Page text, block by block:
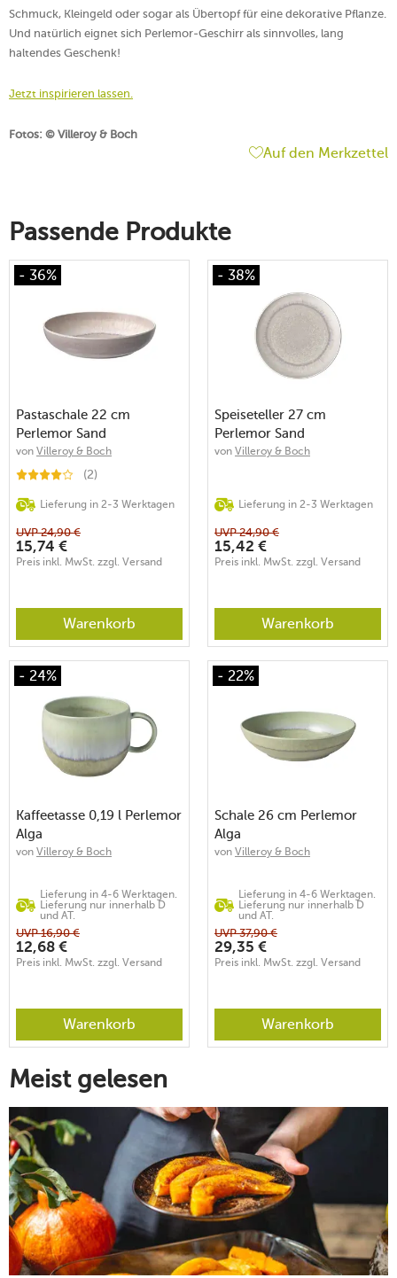
Schmuck, Kleingeld oder sogar als Übertopf für eine dekorative Pflanze.
Und natürlich eignet sich Perlemor-Geschirr als sinnvolles, lang
haltendes Geschenk!
Jetzt inspirieren lassen.
Fotos: © Villeroy & Boch
Auf den Merkzettel
Passende Produkte
- 36%
Pastaschale 22 cm
Perlemor Sand
von Villeroy & Boch
(2)
Lieferung in 2-3 Werktagen
UVP24,90 €
15,74 €
Preis inkl. MwSt. zzgl. Versand
Warenkorb
- 38%
Speiseteller 27 cm
Perlemor Sand
von Villeroy & Boch
Lieferung in 2-3 Werktagen
UVP24,90 €
15,42 €
Preis inkl. MwSt. zzgl. Versand
Warenkorb
- 24%
Kaffeetasse 0,19 l Perlemor
Alga
von Villeroy & Boch
Lieferung in 4-6 Werktagen.
Lieferung nur innerhalb D
und AT.
UVP16,90 €
12,68 €
Preis inkl. MwSt. zzgl. Versand
Warenkorb
- 22%
Schale 26 cm Perlemor
Alga
von Villeroy & Boch
Lieferung in 4-6 Werktagen.
Lieferung nur innerhalb D
und AT.
UVP37,90 €
29,35 €
Preis inkl. MwSt. zzgl. Versand
Warenkorb
Meist gelesen